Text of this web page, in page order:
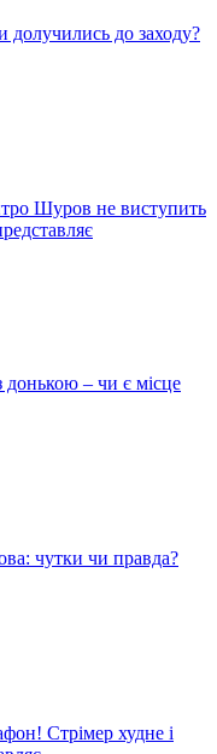
долучились до заходу?
Шуров не виступить
– чи є місце
чутки чи правда?
Стрімер худне і